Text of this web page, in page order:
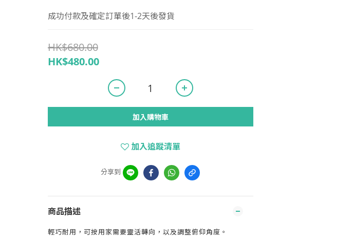
成功付款及確定訂單後1-2天後發貨
HK$680.00
HK$480.00
加入購物車
加入追蹤清單
分享到
商品描述
輕巧耐用，可按用家需要靈活轉向，以及調整俯仰角度。